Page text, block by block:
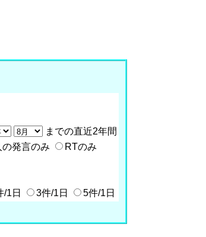
までの直近2年間
の発言のみ
RTのみ
/1日 3件/1日 5件/1日